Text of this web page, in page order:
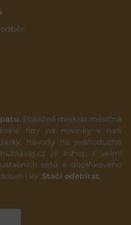
Přibližně dvakrát měsíčně
tipy na novinky v naší
návody na jednoduché
je eshop s velmi
setů a doplňkového
i Vy. Stačí odebírat.